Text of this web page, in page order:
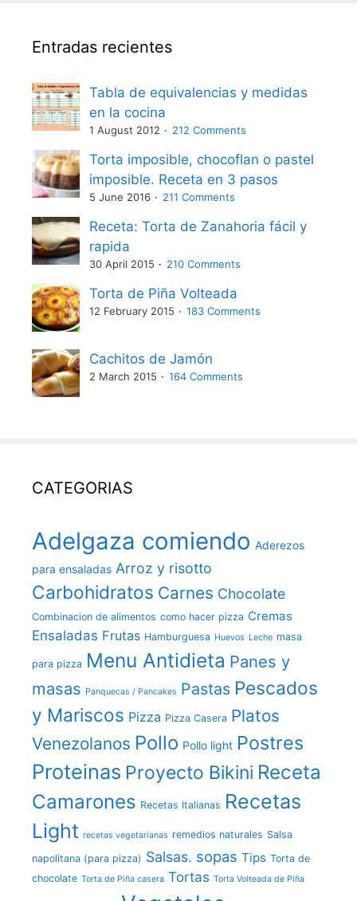
Entradas recientes
Tabla de equivalencias y medidas
en la cocina
1 August 2012 212 Comments
Torta imposible, chocoflan o pastel
imposible. Receta en 3 pasos
5 June 2016 211 Comments
Receta: Torta de Zanahoria fácil y
rapida
30 April 2015 210 Comments
Torta de Piña Volteada
12 February 2015 183 Comments
Cachitos de Jamón
2 March 2015 164 Comments
CATEGORIAS
Adelgaza comiendo Aderezos
para ensaladas Arroz y risotto
Carbohidratos Carnes Chocolate
Combinacion de alimentos como hacer pizza Cremas
Ensaladas Frutas Hamburguesa Huevos Leche masa
para pizza Menu Antidieta Panes y
masas Panquecas / Pancakes Pastas Pescados
y Mariscos Pizza Pizza Casera Platos
Venezolanos Pollo Pollo light Postres
Proteinas Proyecto Bikini Receta
Camarones Recetas Italianas Recetas
Light recetas vegetarianas remedios naturales Salsa
napolitana (para pizza) Salsas. sopas Tips Torta de
chocolate Torta de Piña casera Tortas Torta Volteada de Piña